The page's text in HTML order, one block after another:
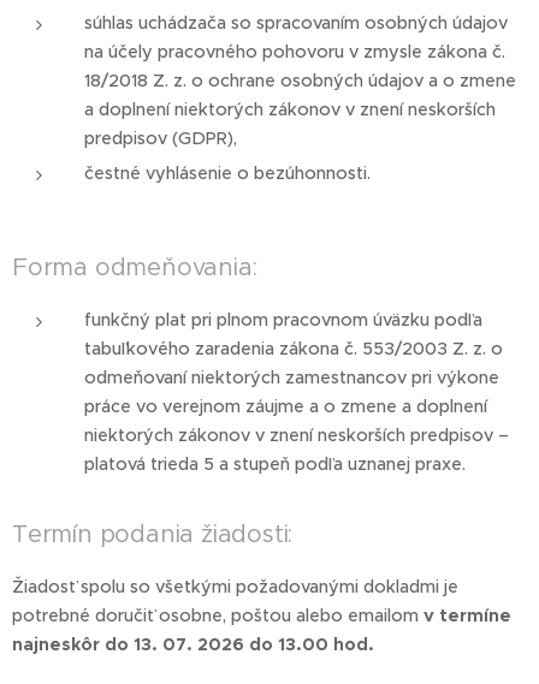
súhlas uchádzača so spracovaním osobných údajov
na účely pracovného pohovoru v zmysle zákona č.
18/2018 Z. z. o ochrane osobných údajov a o zmene
a doplnení niektorých zákonov v znení neskorších
predpisov (GDPR),
čestné vyhlásenie o bezúhonnosti.
Forma odmeňovania:
funkčný plat pri plnom pracovnom úväzku podľa
tabuľkového zaradenia zákona č. 553/2003 Z. z. o
odmeňovaní niektorých zamestnancov pri výkone
práce vo verejnom záujme a o zmene a doplnení
niektorých zákonov v znení neskorších predpisov –
platová trieda 5 a stupeň podľa uznanej praxe.
Termín podania žiadosti:
Žiadosť spolu so všetkými požadovanými dokladmi je
potrebné doručiť osobne, poštou alebo emailom v termíne
najneskôr do 13. 07. 2026 do 13.00 hod.